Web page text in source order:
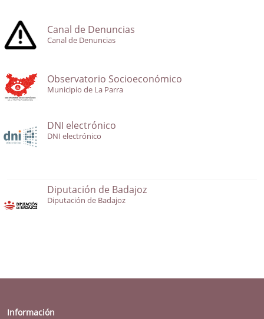
Canal de Denuncias
Canal de Denuncias
Observatorio Socioeconómico
Municipio de La Parra
DNI electrónico
DNI electrónico
Diputación de Badajoz
Diputación de Badajoz
Información